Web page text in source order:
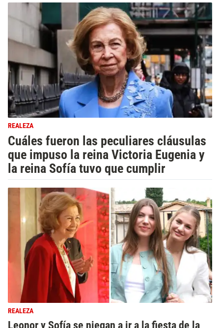
REALEZA
Cuáles fueron las peculiares cláusulas
que impuso la reina Victoria Eugenia y
la reina Sofía tuvo que cumplir
REALEZA
Leonor y Sofía se niegan a ir a la fiesta de la